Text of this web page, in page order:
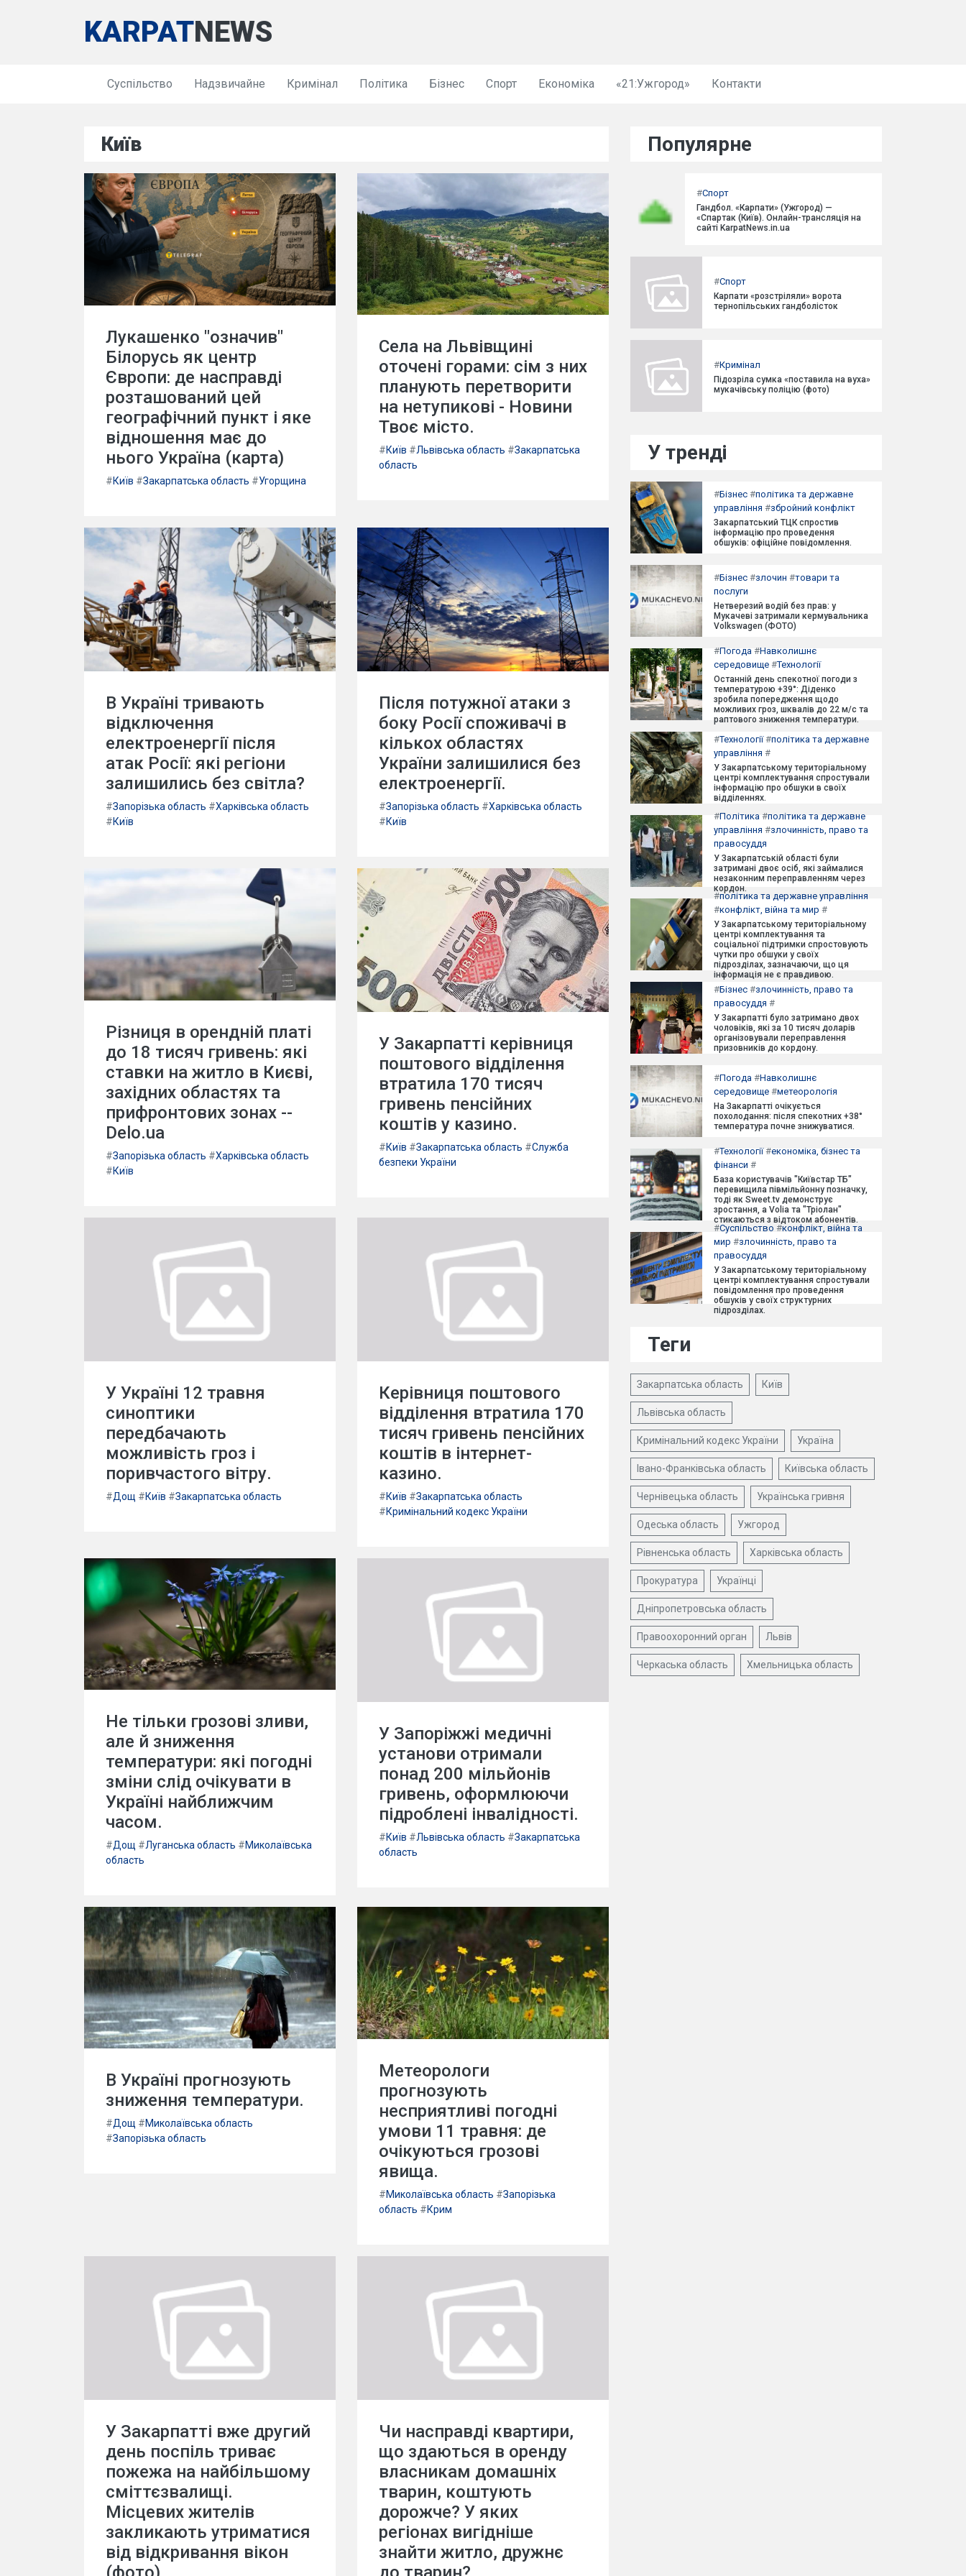
KARPATNEWS
Суспільство Надзвичайне Кримінал Політика Бізнес Спорт Економіка «21:Ужгород» Контакти
Київ
Лукашенко "означив"
Білорусь як центр
Європи: де насправді
розташований цей
географічний пункт і яке
відношення має до
нього Україна (карта)
#Київ #Закарпатська область #Угорщина
Села на Львівщині
оточені горами: сім з них
планують перетворити
на нетупикові - Новини
Твоє місто.
#Київ #Львівська область #Закарпатська
область
В Україні тривають
відключення
електроенергії після
атак Росії: які регіони
залишились без світла?
#Запорізька область #Харківська область
#Київ
Після потужної атаки з
боку Росії споживачі в
кількох областях
України залишилися без
електроенергії.
#Запорізька область #Харківська область
#Київ
Різниця в орендній платі
до 18 тисяч гривень: які
ставки на житло в Києві,
західних областях та
прифронтових зонах --
Delo.ua
#Запорізька область #Харківська область
#Київ
У Закарпатті керівниця
поштового відділення
втратила 170 тисяч
гривень пенсійних
коштів у казино.
#Київ #Закарпатська область #Служба
безпеки України
У Україні 12 травня
синоптики
передбачають
можливість гроз і
поривчастого вітру.
#Дощ #Київ #Закарпатська область
Керівниця поштового
відділення втратила 170
тисяч гривень пенсійних
коштів в інтернет-
казино.
#Київ #Закарпатська область
#Кримінальний кодекс України
Не тільки грозові зливи,
але й зниження
температури: які погодні
зміни слід очікувати в
Україні найближчим
часом.
#Дощ #Луганська область #Миколаївська
область
У Запоріжжі медичні
установи отримали
понад 200 мільйонів
гривень, оформлюючи
підроблені інвалідності.
#Київ #Львівська область #Закарпатська
область
В Україні прогнозують
зниження температури.
#Дощ #Миколаївська область
#Запорізька область
Метеорологи
прогнозують
несприятливі погодні
умови 11 травня: де
очікуються грозові
явища.
#Миколаївська область #Запорізька
область #Крим
У Закарпатті вже другий
день поспіль триває
пожежа на найбільшому
сміттєзвалищі.
Місцевих жителів
закликають утриматися
від відкривання вікон
Чи насправді квартири,
що здаються в оренду
власникам домашніх
тварин, коштують
дорожче? У яких
регіонах вигідніше
знайти житло, дружнє
Популярне
#Спорт
Гандбол. «Карпати» (Ужгород) —
«Спартак (Київ). Онлайн-трансляція на
сайті KarpatNews.in.ua
#Спорт
Карпати «розстріляли» ворота
тернопільських гандболісток
#Кримінал
Підозріла сумка «поставила на вуха»
мукачівську поліцію (фото)
У тренді
#Бізнес #політика та державне
управління #збройний конфлікт
Закарпатський ТЦК спростив
інформацію про проведення
обшуків: офіційне повідомлення.
#Бізнес #злочин #товари та
послуги
Нетверезий водій без прав: у
Мукачеві затримали кермувальника
Volkswagen (ФОТО)
#Погода #Навколишнє
середовище #Технології
Останній день спекотної погоди з
температурою +39°: Діденко
зробила попередження щодо
можливих гроз, шквалів до 22 м/с та
раптового зниження температури.
#Технології#політика та державне
управління #
У Закарпатському територіальному
центрі комплектування спростували
інформацію про обшуки в своїх
відділеннях.
#Політика #політика та державне
управління #злочинність, право та
правосуддя
У Закарпатській області були
затримані двоє осіб, які займалися
незаконним переправленням через
кордон.
#політика та державне управління
#конфлікт, війна та мир #
У Закарпатському територіальному
центрі комплектування та
соціальної підтримки спростовують
чутки про обшуки у своїх
підрозділах, зазначаючи, що ця
інформація не є правдивою.
#Бізнес #злочинність, право та
правосуддя #
У Закарпатті було затримано двох
чоловіків, які за 10 тисяч доларів
організовували переправлення
призовників до кордону.
#Погода #Навколишнє
середовище #метеорологія
На Закарпатті очікується
похолодання: після спекотних +38°
температура почне знижуватися.
#Технології#економіка, бізнес та
фінанси #
База користувачів "Київстар ТБ"
перевищила півмільйонну позначку,
тоді як Sweet.tv демонструє
зростання, а Volia та "Тріолан"
стикаються з відтоком абонентів.
#Суспільство #конфлікт, війна та
мир #злочинність, право та
правосуддя
У Закарпатському територіальному
центрі комплектування спростували
повідомлення про проведення
обшуків у своїх структурних
підрозділах.
Теги
Закарпатська область Київ
Львівська область
Кримінальний кодекс України Україна
Івано-Франківська область Київська область
Чернівецька область Українська гривня
Одеська область Ужгород
Рівненська область Харківська область
Прокуратура Українці
Дніпропетровська область
Правоохоронний орган Львів
Черкаська область Хмельницька область